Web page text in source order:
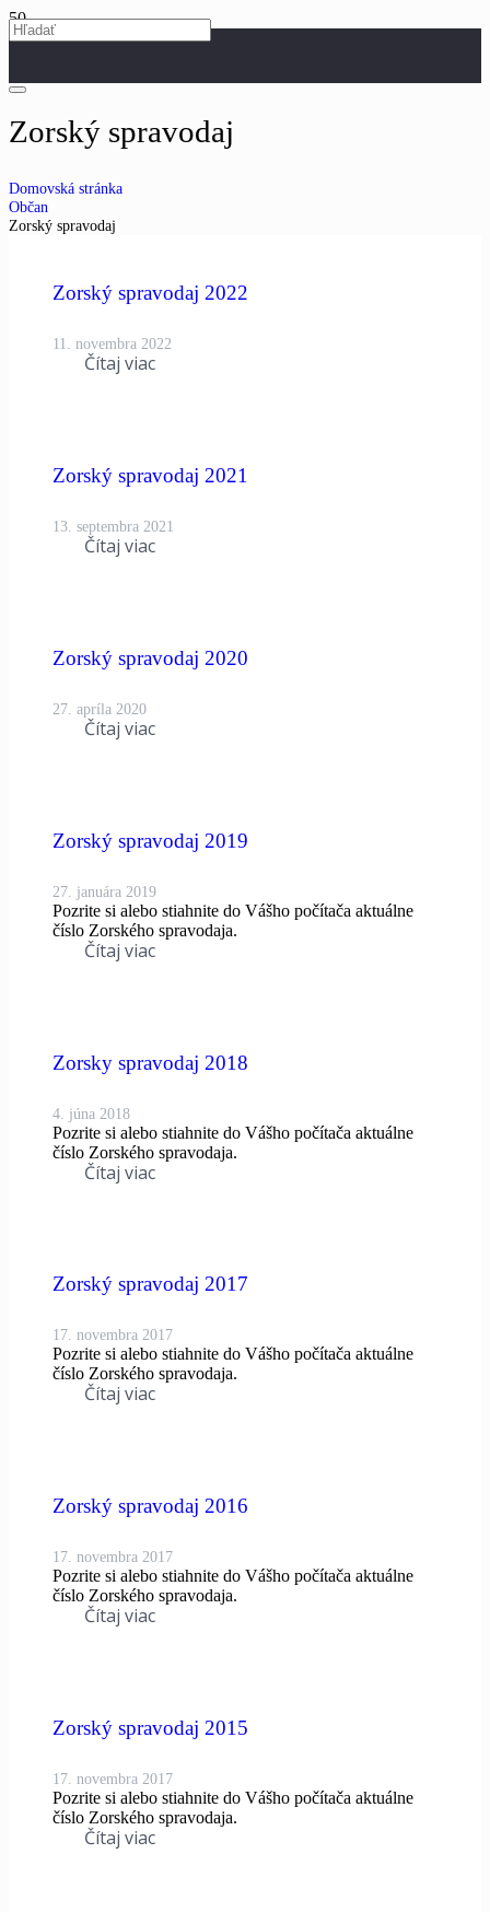
Zorský spravodaj
Domovská stránka
Občan
Zorský spravodaj
Zorský spravodaj 2022
11. novembra 2022
Čítaj viac
Zorský spravodaj 2021
13. septembra 2021
Čítaj viac
Zorský spravodaj 2020
27. apríla 2020
Čítaj viac
Zorský spravodaj 2019
27. januára 2019
Pozrite si alebo stiahnite do Vášho počítača aktuálne
číslo Zorského spravodaja.
Čítaj viac
Zorsky spravodaj 2018
4. júna 2018
Pozrite si alebo stiahnite do Vášho počítača aktuálne
číslo Zorského spravodaja.
Čítaj viac
Zorský spravodaj 2017
17. novembra 2017
Pozrite si alebo stiahnite do Vášho počítača aktuálne
číslo Zorského spravodaja.
Čítaj viac
Zorský spravodaj 2016
17. novembra 2017
Pozrite si alebo stiahnite do Vášho počítača aktuálne
číslo Zorského spravodaja.
Čítaj viac
Zorský spravodaj 2015
17. novembra 2017
Pozrite si alebo stiahnite do Vášho počítača aktuálne
číslo Zorského spravodaja.
Čítaj viac